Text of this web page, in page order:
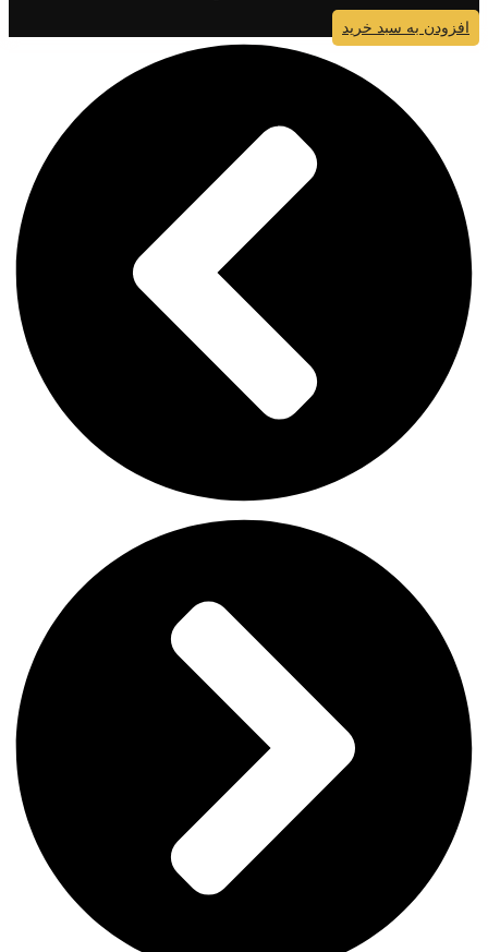
افزودن به سبد خرید